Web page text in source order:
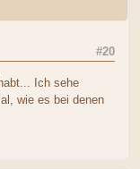
#20
Ich sehe
wie es bei denen